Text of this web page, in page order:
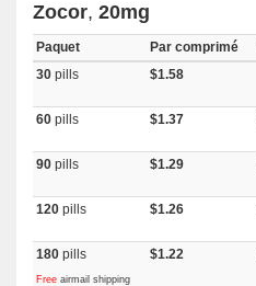
Zocor, 20mg
Paquet Par comprimé
30 pills $1.58
60 pills $1.37
90 pills $1.29
120 pills $1.26
180 pills
Free airmail shipping
$1.22